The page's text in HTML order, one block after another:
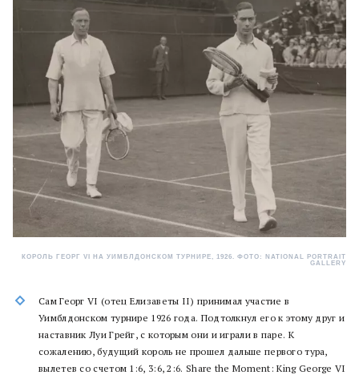
КОРОЛЬ ГЕОРГ VI НА УИМБЛДОНСКОМ ТУРНИРЕ, 1926. ФОТО: NATIONAL PORTRAIT
GALLERY
Сам Георг VI (отец Елизаветы II) принимал участие в
Уимблдонском турнире 1926 года. Подтолкнул его к этому друг и
наставник Луи Грейг, с которым они и играли в паре. К
сожалению, будущий король не прошел дальше первого тура,
вылетев со счетом 1:6, 3:6, 2:6. Share the Moment: King George VI